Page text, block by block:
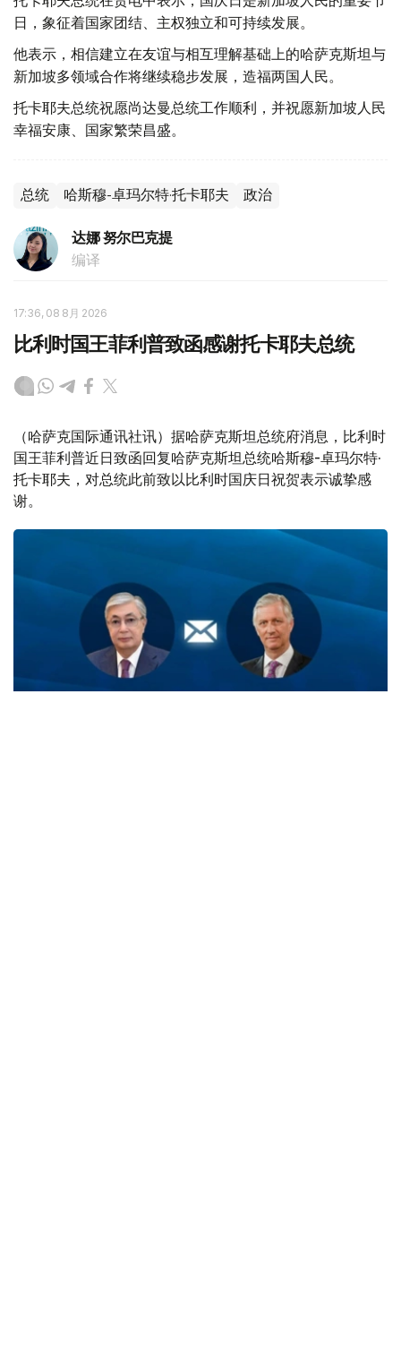
日，象征着国家团结、主权独立和可持续发展。
他表示，相信建立在友谊与相互理解基础上的哈萨克斯坦与
新加坡多领域合作将继续稳步发展，造福两国人民。
托卡耶夫总统祝愿尚达曼总统工作顺利，并祝愿新加坡人民
幸福安康、国家繁荣昌盛。
总统 哈斯穆-卓玛尔特·托卡耶夫 政治
达娜 努尔巴克提
编译
17:36, 08 8月 2026
比利时国王菲利普致函感谢托卡耶夫总统
（哈萨克国际通讯社讯）据哈萨克斯坦总统府消息，比利时
国王菲利普近日致函回复哈萨克斯坦总统哈斯穆-卓玛尔特·
托卡耶夫，对总统此前致以比利时国庆日祝贺表示诚挚感
谢。